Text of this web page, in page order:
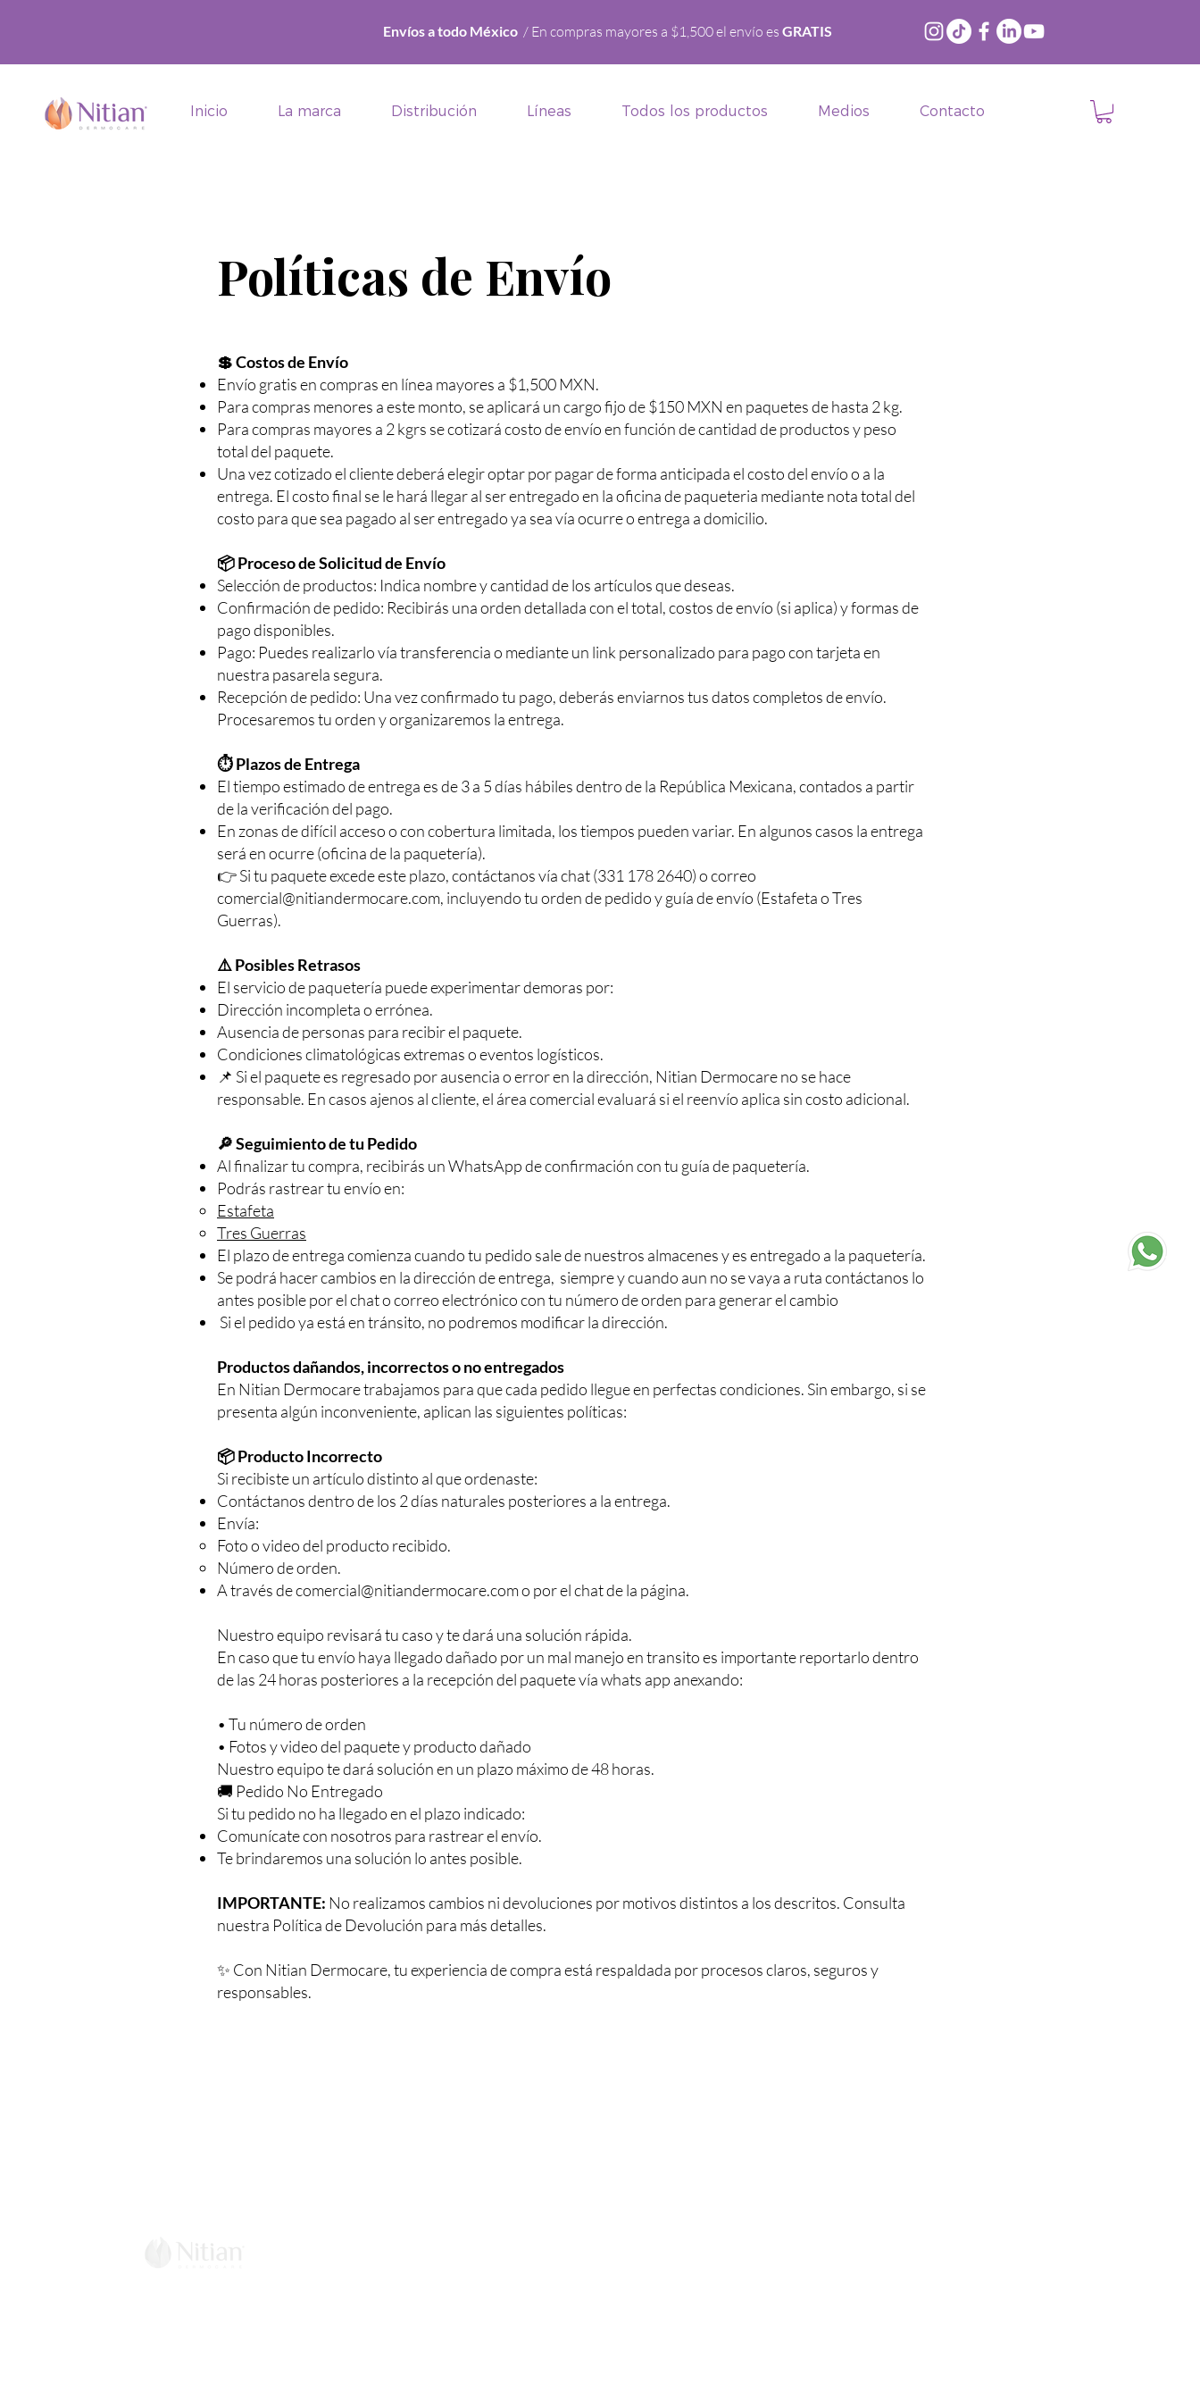
Envíos a todo México / En compras mayores a $1,500 el envío es GRATIS
Inicio La marca Distribución Líneas Todos los productos Medios Contacto
Políticas de Envío
💲 Costos de Envío
Envío gratis en compras en línea mayores a $1,500 MXN.
Para compras menores a este monto, se aplicará un cargo fijo de $150 MXN en paquetes de hasta 2 kg.
Para compras mayores a 2 kgrs se cotizará costo de envío en función de cantidad de productos y peso
total del paquete.
Una vez cotizado el cliente deberá elegir optar por pagar de forma anticipada el costo del envío o a la
entrega. El costo final se le hará llegar al ser entregado en la oficina de paqueteria mediante nota total del
costo para que sea pagado al ser entregado ya sea vía ocurre o entrega a domicilio.
📦 Proceso de Solicitud de Envío
Selección de productos: Indica nombre y cantidad de los artículos que deseas.
Confirmación de pedido: Recibirás una orden detallada con el total, costos de envío (si aplica) y formas de
pago disponibles.
Pago: Puedes realizarlo vía transferencia o mediante un link personalizado para pago con tarjeta en
nuestra pasarela segura.
Recepción de pedido: Una vez confirmado tu pago, deberás enviarnos tus datos completos de envío.
Procesaremos tu orden y organizaremos la entrega.
⏱ Plazos de Entrega
El tiempo estimado de entrega es de 3 a 5 días hábiles dentro de la República Mexicana, contados a partir
de la verificación del pago.
En zonas de difícil acceso o con cobertura limitada, los tiempos pueden variar. En algunos casos la entrega
será en ocurre (oficina de la paquetería).
👉 Si tu paquete excede este plazo, contáctanos vía chat (331 178 2640) o correo
comercial@nitiandermocare.com, incluyendo tu orden de pedido y guía de envío (Estafeta o Tres
Guerras).
⚠️ Posibles Retrasos
El servicio de paquetería puede experimentar demoras por:
Dirección incompleta o errónea.
Ausencia de personas para recibir el paquete.
Condiciones climatológicas extremas o eventos logísticos.
📌 Si el paquete es regresado por ausencia o error en la dirección, Nitian Dermocare no se hace
responsable. En casos ajenos al cliente, el área comercial evaluará si el reenvío aplica sin costo adicional.
🔎 Seguimiento de tu Pedido
Al finalizar tu compra, recibirás un WhatsApp de confirmación con tu guía de paquetería.
Podrás rastrear tu envío en:
Estafeta
Tres Guerras
El plazo de entrega comienza cuando tu pedido sale de nuestros almacenes y es entregado a la paquetería.
Se podrá hacer cambios en la dirección de entrega, siempre y cuando aun no se vaya a ruta contáctanos lo
antes posible por el chat o correo electrónico con tu número de orden para generar el cambio
Si el pedido ya está en tránsito, no podremos modificar la dirección.
Productos dañandos, incorrectos o no entregados
En Nitian Dermocare trabajamos para que cada pedido llegue en perfectas condiciones. Sin embargo, si se
presenta algún inconveniente, aplican las siguientes políticas:
📦 Producto Incorrecto
Si recibiste un artículo distinto al que ordenaste:
Contáctanos dentro de los 2 días naturales posteriores a la entrega.
Envía:
Foto o video del producto recibido.
Número de orden.
A través decomercial@nitiandermocare.como por el chat de la página.
Nuestro equipo revisará tu caso y te dará una solución rápida.
En caso que tu envío haya llegado dañado por un mal manejo en transito es importante reportarlo dentro
de las 24 horas posteriores a la recepción del paquete vía whats app anexando:
• Tu número de orden
• Fotos y video del paquete y producto dañado
Nuestro equipo te dará solución en un plazo máximo de 48 horas.
🚚 Pedido No Entregado
Si tu pedido no ha llegado en el plazo indicado:
Comunícate con nosotros para rastrear el envío.
Te brindaremos una solución lo antes posible.
IMPORTANTE: No realizamos cambios ni devoluciones por motivos distintos a los descritos. Consulta
nuestra Política de Devolución para más detalles.
✨ Con Nitian Dermocare, tu experiencia de compra está respaldada por procesos claros, seguros y
responsables.